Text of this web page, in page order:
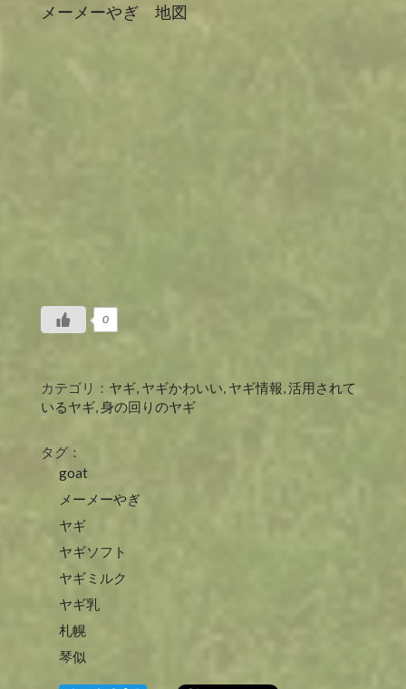
メーメーやぎ 地図
0
カテゴリ： ヤギ, ヤギかわいい, ヤギ情報,活用されて
いるヤギ,身の回りのヤギ
タグ：
goat
メーメーやぎ
ヤギ
ヤギソフト
ヤギミルク
ヤギ乳
札幌
琴似